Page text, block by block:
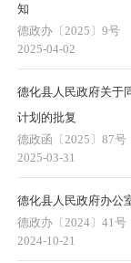
知
德政办〔2025〕9号
2025-04-02
德化县人民政府关于
计划的批复
德政函〔2025〕87号
2025-03-31
德化县人民政府办公
德政办〔2024〕41号
2024-10-21